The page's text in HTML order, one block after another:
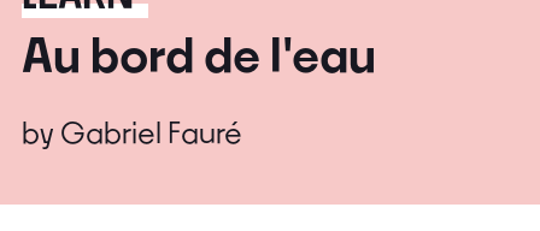
Au bord de l'eau
by Gabriel Fauré